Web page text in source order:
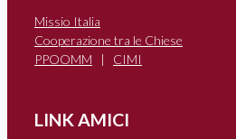
Missio Italia
Cooperazione tra le Chiese
PPOOMM | CIMI
LINK AMICI